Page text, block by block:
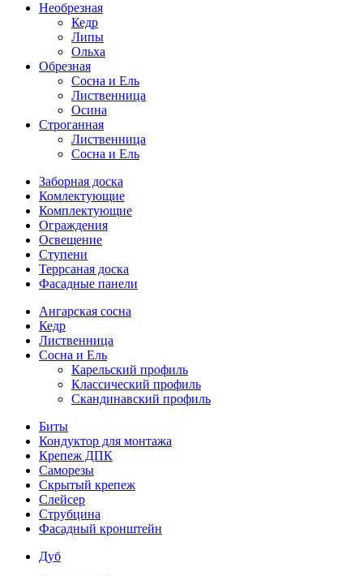
Необрезная
Кедр
Липы
Ольха
Обрезная
Cосна и Ель
Лиственница
Осина
Строганная
Лиственница
Сосна и Ель
Заборная доска
Комлектующие
Комплектующие
Ограждения
Освещение
Ступени
Террсаная доска
Фасадные панели
Ангарская сосна
Кедр
Лиственница
Сосна и Ель
Карельский профиль
Классический профиль
Скандинавский профиль
Биты
Кондуктор для монтажа
Крепеж ДПК
Саморезы
Скрытый крепеж
Слейсер
Струбцина
Фасадный кронштейн
Дуб